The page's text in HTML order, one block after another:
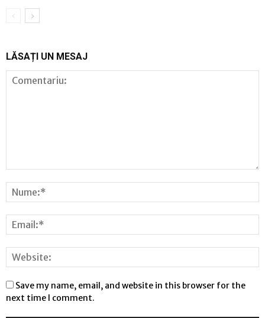
LĂSAȚI UN MESAJ
Save my name, email, and website in this browser for the
next time I comment.